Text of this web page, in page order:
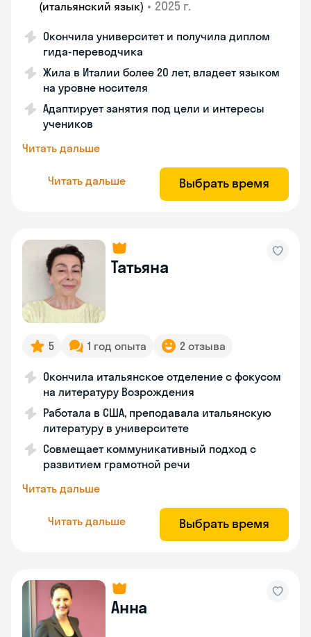
(итальянский язык) • 2025 г.
Окончила университет и получила диплом
гида-переводчика
Жила в Италии более 20 лет, владеет языком
на уровне носителя
Адаптирует занятия под цели и интересы
учеников
Читать дальше
Читать дальше Выбрать время
Татьяна
5 1 год опыта 2 отзыва
Окончила итальянское отделение с фокусом
на литературу Возрождения
Работала в США, преподавала итальянскую
литературу в университете
Совмещает коммуникативный подход с
развитием грамотной речи
Читать дальше
Читать дальше Выбрать время
Анна